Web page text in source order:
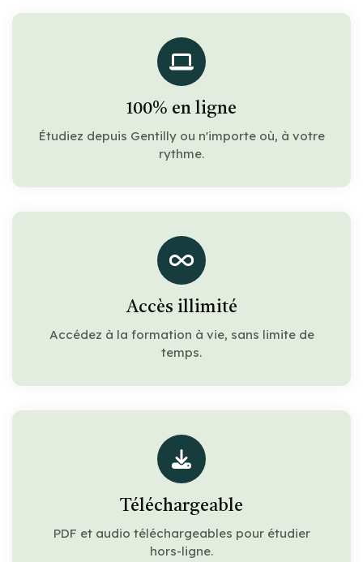
100% en ligne
Étudiez depuis Gentilly ou n'importe où, à votre
rythme.
Accès illimité
Accédez à la formation à vie, sans limite de
temps.
Téléchargeable
PDF et audio téléchargeables pour étudier
hors-ligne.